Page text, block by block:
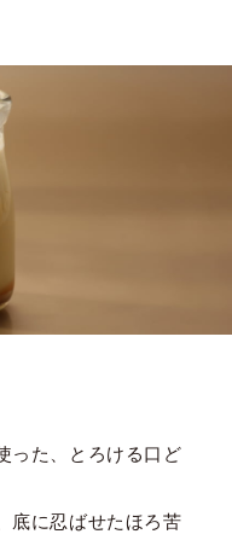
った、とろける口ど
底に忍ばせたほろ苦